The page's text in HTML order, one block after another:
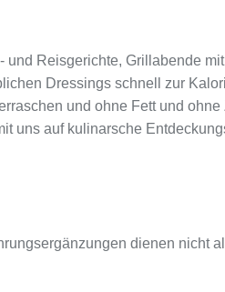
Reisgerichte, Grillabende
Dressings schnell zur
und ohne Fett und ohne
uns auf kulinarsche
dienen nicht